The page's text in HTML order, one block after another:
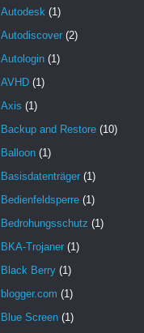
Autodesk (1)
Autodiscover (2)
Autologin (1)
AVHD (1)
Axis (1)
Backup and Restore (10)
Balloon (1)
Basisdatenträger (1)
Bedienfeldsperre (1)
Bedrohungsschutz (1)
BKA-Trojaner (1)
Black Berry (1)
blogger.com (1)
Blue Screen (1)